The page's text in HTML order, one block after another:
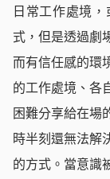
日常工作處境
式，但是透過劇
而有信任感的環
的工作處境、各
困難分享給在場
時半刻還無法解
的方式。當意識